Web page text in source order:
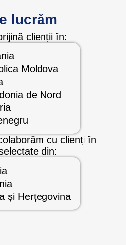
lucrăm
clienții în:
Moldova
de Nord
cu clienți în
din:
și Herțegovina